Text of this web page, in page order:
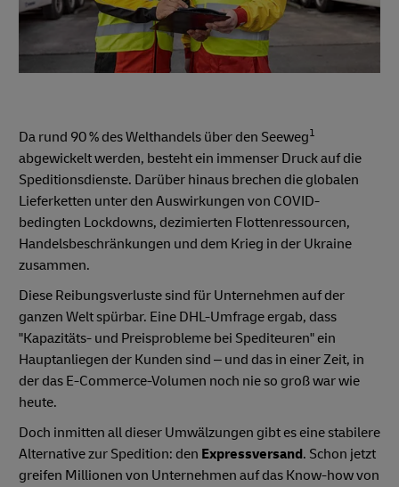
Da rund 90 % des Welthandels über den Seeweg1
abgewickelt werden, besteht ein immenser Druck auf die
Speditionsdienste. Darüber hinaus brechen die globalen
Lieferketten unter den Auswirkungen von COVID-
bedingten Lockdowns, dezimierten Flottenressourcen,
Handelsbeschränkungen und dem Krieg in der Ukraine
zusammen.
Diese Reibungsverluste sind für Unternehmen auf der
ganzen Welt spürbar. Eine DHL-Umfrage ergab, dass
"Kapazitäts- und Preisprobleme bei Spediteuren" ein
Hauptanliegen der Kunden sind – und das in einer Zeit, in
der das E-Commerce-Volumen noch nie so groß war wie
heute.
Doch inmitten all dieser Umwälzungen gibt es eine stabilere
Alternative zur Spedition: den Expressversand. Schon jetzt
greifen Millionen von Unternehmen auf das Know-how von